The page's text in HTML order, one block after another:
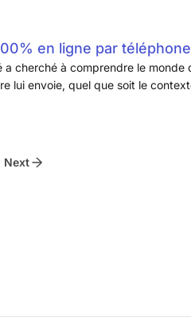
en ligne par téléphone
cherché à comprendre le monde
lui envoie, quel que soit le
Next